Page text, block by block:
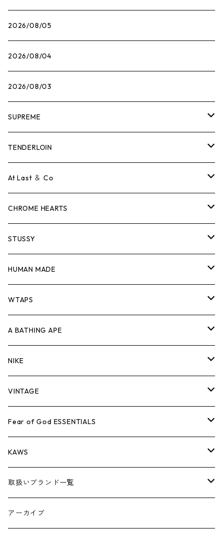
2026/08/05
2026/08/04
2026/08/03
SUPREME
Tシャツ
ロンTEE
スウェット/ニット
シャツ
ジャケット
パンツ
キャップ・ハット
バッグ
シューズ
小物
コラボレーション
×THE NORTH FACE
×COMME des GARCONS
シーズンアイテム
26SS
BOX LOGOアイテム
TENDERLOIN
Tシャツ
ロンTEE
スウェット/ニット
シャツ
ジャケット
パンツ
キャップ・ハット
バッグ
シューズ
小物
At Last ＆ Co
Tシャツ
ロンTEE
スウェット/ニット
シャツ
ジャケット
パンツ
キャップ・ハット
バッグ
シューズ
小物
CHROME HEARTS
Tシャツ
ロンTEE
スウェット/ニット
シャツ
ジャケット
パンツ
キャップ・ハット
バッグ
シューズ
小物
STUSSY
Tシャツ
ロンTEE
スウェット/ニット
シャツ
ジャケット
パンツ
キャップ・ハット
バッグ
シューズ
HUMAN MADE
Tシャツ
ロンT
スウェット/ニット
シャツ
ジャケット
パンツ
キャップ
バッグ
WTAPS
Tシャツ
ロンTEE
スウェット/ニット
シャツ
ジャケット
パンツ
キャップ・ハット
A BATHING APE
Tシャツ
ロンTEE
スウェット/ニット
シャツ
ジャケット
パンツ
NIKE
シューズ
AIR JORDAN 1
AIR JORDAN 3
アパレル・小物
VINTAGE
Tシャツ
ロンTEE
スウェット/ニット
ジャケット
Fear of God ESSENTIALS
Tシャツ
ロンTEE
スウェット/ニット
KAWS
アパレル
小物
取扱いブランド一覧
A
アーカイブ